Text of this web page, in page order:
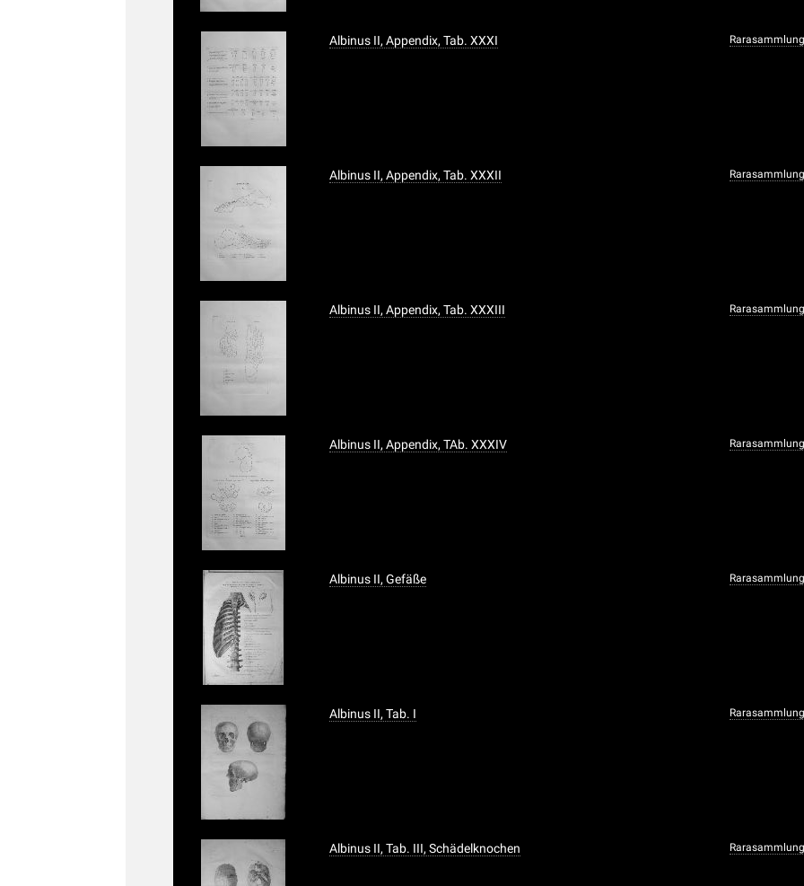
Albinus II, Appendix, Tab. XXXI Rarasammlung
Albinus II, Appendix, Tab. XXXII Rarasammlung
Albinus II, Appendix, Tab. XXXIII Rarasammlung
Albinus II, Appendix, TAb. XXXIV Rarasammlung
Albinus II, Gefäße Rarasammlung
Albinus II, Tab. I Rarasammlung
Albinus II, Tab. III, Schädelknochen Rarasammlung